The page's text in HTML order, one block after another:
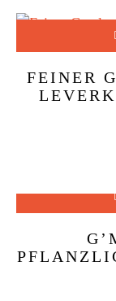
FEINER